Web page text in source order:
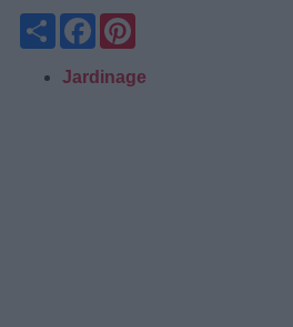
PartagerFacebook
Jardinage